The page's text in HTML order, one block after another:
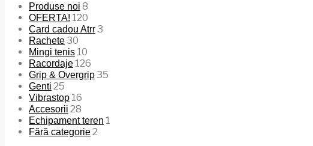
Produse noi 8
OFERTA! 120
Card cadou Atrr3
Rachete30
Mingi tenis 10
Racordaje 126
Grip & Overgrip35
Genti 25
Vibrastop 16
Accesorii 28
Echipament teren 1
Fără categorie2